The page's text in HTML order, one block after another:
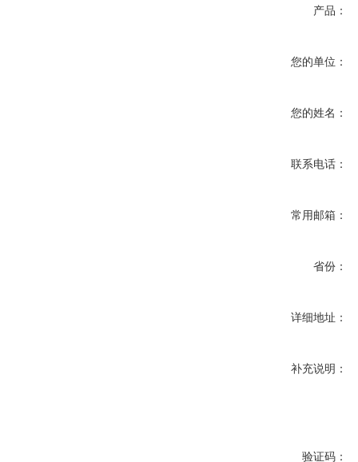
产品：
您的单位：
您的姓名：
联系电话：
常用邮箱：
省份：
详细地址：
补充说明：
验证码：